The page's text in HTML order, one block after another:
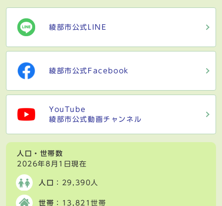
綾部市公式LINE
綾部市公式Facebook
YouTube
綾部市公式動画チャンネル
人口・世帯数
2026年8月1日現在
人口 ：29,390人
世帯 ：13,821世帯